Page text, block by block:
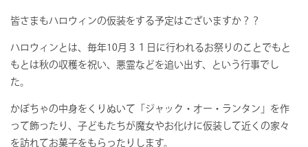
皆さまもハロウィンの仮装をする予定はございますか？？
ハロウィンとは、毎年10月３１日に行われるお祭りのことでもと
もとは秋の収穫を祝い、悪霊などを追い出す、という行事でし
た。
かぼちゃの中身をくりぬいて「ジャック・オー・ランタン」を作
って飾ったり、子どもたちが魔女やお化けに仮装して近くの家々
を訪れてお菓子をもらったりします。